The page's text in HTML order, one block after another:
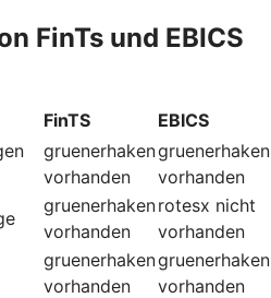
FinTs und EBICS
FinTS
EBICS
gruenerhaken
vorhanden
gruenerhaken
vorhanden
gruenerhaken
vorhanden
rotesx nicht
vorhanden
gruenerhaken
vorhanden
gruenerhaken
vorhanden